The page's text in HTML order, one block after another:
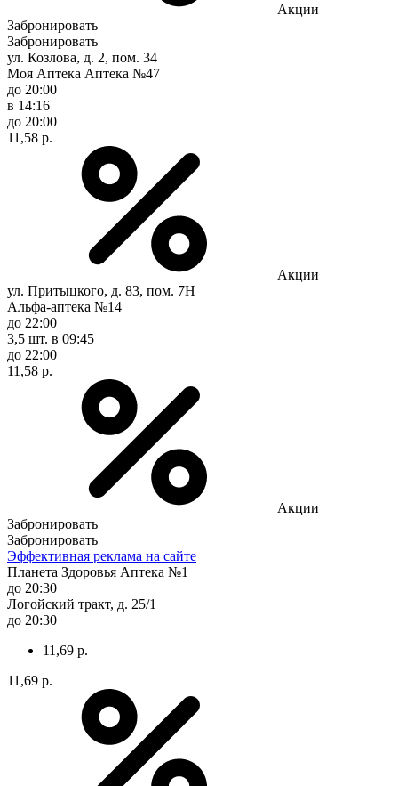
Акции
Забронировать
Забронировать
ул. Козлова, д. 2, пом. 34
Моя Аптека Аптека №47
до 20:00
в 14:16
до 20:00
11,58 р.
Акции
ул. Притыцкого, д. 83, пом. 7Н
Альфа-аптека №14
до 22:00
3,5 шт. в 09:45
до 22:00
11,58 р.
Акции
Забронировать
Забронировать
Эффективная реклама на сайте
Планета Здоровья Аптека №1
до 20:30
Логойский тракт, д. 25/1
до 20:30
11,69 р.
11,69 р.